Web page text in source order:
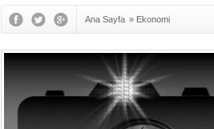
Ana Sayfa » Ekonomi